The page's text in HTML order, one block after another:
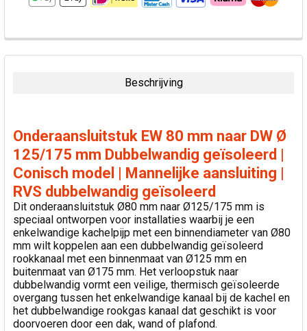
VAAK
SAMEN
VOEG
GESELECTEERDE
TOE AAN
Beschrijving
Onderaansluitstuk EW 80 mm naar DW Ø
125/175 mm Dubbelwandig geïsoleerd |
Conisch model | Mannelijke aansluiting |
RVS dubbelwandig geïsoleerd
Dit onderaansluitstuk Ø80 mm naar Ø125/175 mm is
speciaal ontworpen voor installaties waarbij je een
enkelwandige kachelpijp met een binnendiameter van Ø80
mm wilt koppelen aan een dubbelwandig geïsoleerd
rookkanaal met een binnenmaat van Ø125 mm en
buitenmaat van Ø175 mm. Het verloopstuk naar
dubbelwandig vormt een veilige, thermisch geïsoleerde
overgang tussen het enkelwandige kanaal bij de kachel en
het dubbelwandige rookgas kanaal dat geschikt is voor
doorvoeren door een dak, wand of plafond.